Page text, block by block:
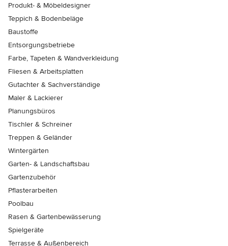
Produkt- & Möbeldesigner
Teppich & Bodenbeläge
Baustoffe
Entsorgungsbetriebe
Farbe, Tapeten & Wandverkleidung
Fliesen & Arbeitsplatten
Gutachter & Sachverständige
Maler & Lackierer
Planungsbüros
Tischler & Schreiner
Treppen & Geländer
Wintergärten
Garten- & Landschaftsbau
Gartenzubehör
Pflasterarbeiten
Poolbau
Rasen & Gartenbewässerung
Spielgeräte
Terrasse & Außenbereich